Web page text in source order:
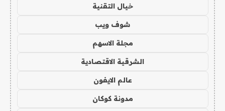
خيال التقنية
شوف ويب
مجلة الاسهم
الشرقية الاقتصادية
عالم الايفون
مدونة كوكان